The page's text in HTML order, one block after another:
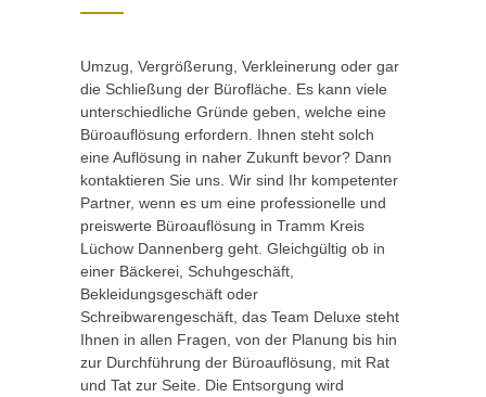
Umzug, Vergrößerung, Verkleinerung oder gar
die Schließung der Bürofläche. Es kann viele
unterschiedliche Gründe geben, welche eine
Büroauflösung erfordern. Ihnen steht solch
eine Auflösung in naher Zukunft bevor? Dann
kontaktieren Sie uns. Wir sind Ihr kompetenter
Partner, wenn es um eine professionelle und
preiswerte Büroauflösung in Tramm Kreis
Lüchow Dannenberg geht. Gleichgültig ob in
einer Bäckerei, Schuhgeschäft,
Bekleidungsgeschäft oder
Schreibwarengeschäft, das Team Deluxe steht
Ihnen in allen Fragen, von der Planung bis hin
zur Durchführung der Büroauflösung, mit Rat
und Tat zur Seite. Die Entsorgung wird